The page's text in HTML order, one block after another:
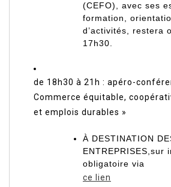
(CEFO), avec ses
formation,
d’activités, restera
17h30.
de 18h30 à 21h : apéro-
Commerce équitable,
et emplois durables »
À DESTINATION
ENTREPRISES,sur
obligatoire via
ce lien